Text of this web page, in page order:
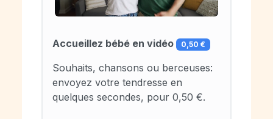
Accueillez bébé en vidéo 0,50 €
Souhaits, chansons ou berceuses:
envoyez votre tendresse en
quelques secondes, pour 0,50 €.